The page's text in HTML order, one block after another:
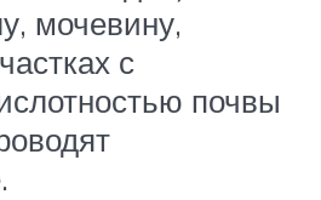
мочевину,
с
почвы